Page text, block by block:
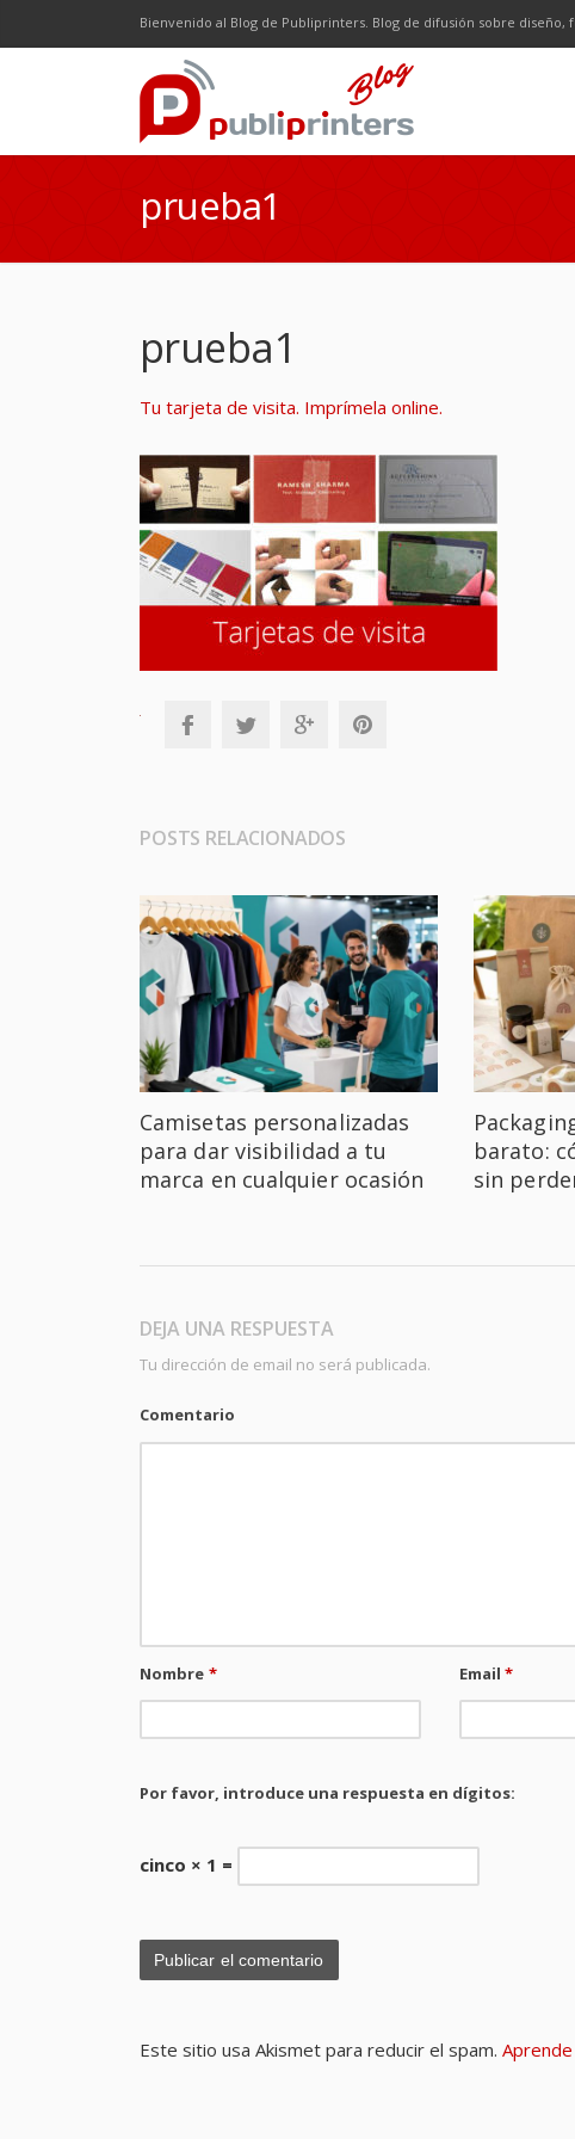
Bienvenido al Blog de Publiprinters. Blog de difusión sobre diseño,
FacebookTwitterGoogle Plus
LinkedInRSS
prueba1
prueba1
Tu tarjeta de visita. Imprímela online.
POSTS RELACIONADOS
Camisetas personalizadas
para dar visibilidad a tu
marca en cualquier ocasión
barato:
sin
DEJA UNA RESPUESTA
Tu dirección de email no será publicada.
Comentario
Nombre * Email*
Por favor, introduce una respuesta en dígitos:
cinco × 1 =
Este sitio usa Akismet para reducir el spam.